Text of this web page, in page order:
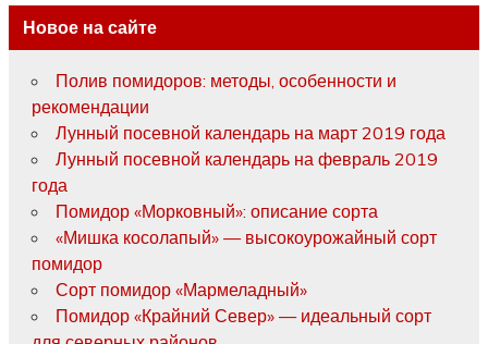
Новое на сайте
Полив помидоров: методы, особенности и
рекомендации
Лунный посевной календарь на март 2019 года
Лунный посевной календарь на февраль 2019
года
Помидор «Морковный»: описание сорта
«Мишка косолапый» — высокоурожайный сорт
помидор
Сорт помидор «Мармеладный»
Помидор «Крайний Север» — идеальный сорт